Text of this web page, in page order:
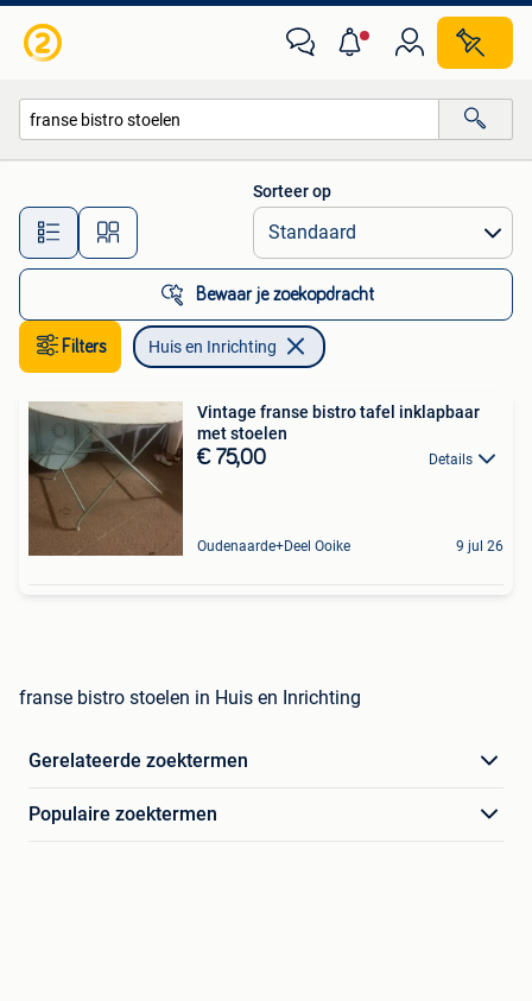
Alle afstanden…
Sorteer op
Bewaar je zoekopdracht
Filters Huis en Inrichting
Vintage franse bistro tafel inklapbaar
met stoelen
€ 75,00 Details
Oudenaarde+Deel Ooike 9 jul 26
franse bistro stoelen in Huis en Inrichting
Gerelateerde zoektermen
Populaire zoektermen